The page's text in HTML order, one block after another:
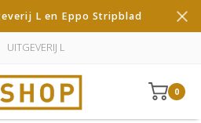
L en Eppo Stripblad
UITGEVERIJ L
0